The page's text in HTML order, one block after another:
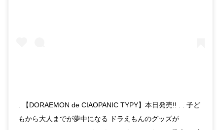
. 【DORAEMON de CIAOPANIC TYPY】本日発売!! . . 子ど
もから大人までが夢中になる ドラえもんのグッズが